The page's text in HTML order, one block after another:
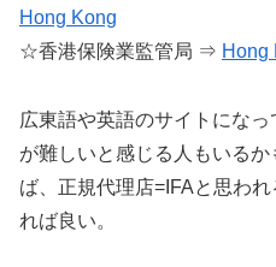
Hong Kong
☆香港保険業監管局 ⇒ Hong
広東語や英語のサイトにな
が難しいと感じる人もいる
ば、正規代理店=IFAと思わ
れば良い。